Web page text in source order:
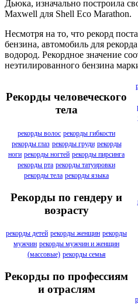
Дьюка, изначально построила
Maxwell для Shell Eco Marathon.
Несмотря на то, что рекорд
бензина, автомобиль для
водород. Рекордное значение
неэтилированного бензина
Рекорды человеческого
тела
рекорды волос рекорды гибкости
рекорды глаз рекорды груди рекорды
ноги рекорды ногтей рекорды пирсинга
рекорды рта рекорды татуировки
рекорды тела рекорды языка
Рекорды по гендеру и
возрасту
рекорды детей рекорды женщин рекорды
мужчин рекорды мужчин и женщин
(массовые) рекорды семья
Рекорды по профессиям
и отраслям